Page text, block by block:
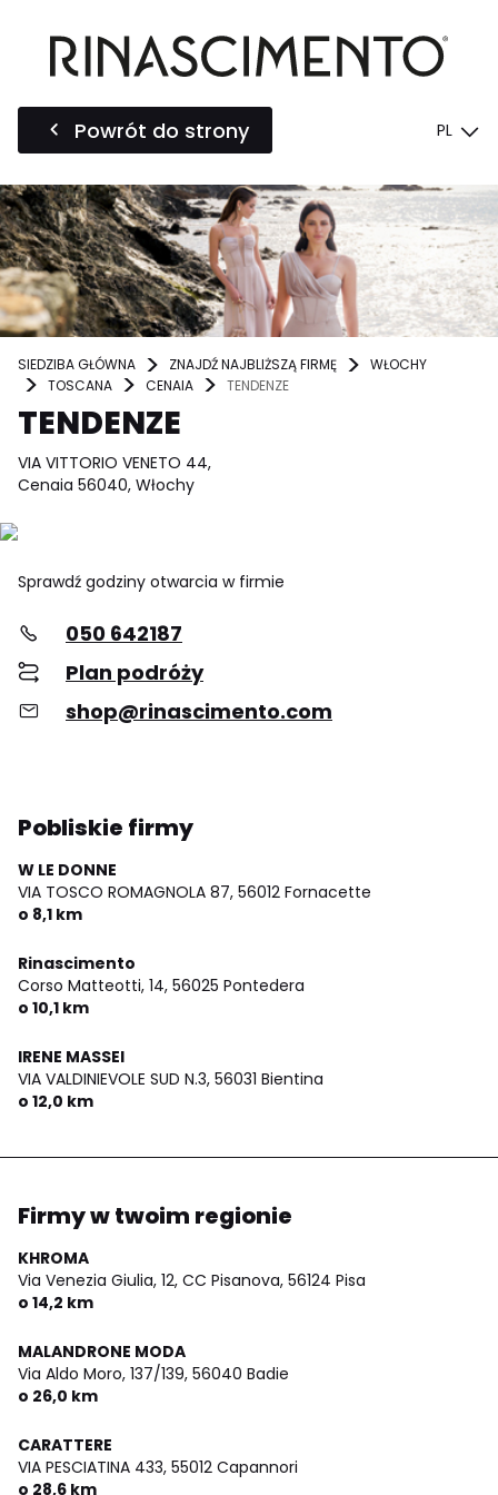
Powrót do strony PL
SIEDZIBA GŁÓWNA ZNAJDŹ NAJBLIŻSZĄ FIRMĘ
WŁOCHY
TOSCANA
CENAIA TENDENZE
TENDENZE
VIA VITTORIO VENETO 44,
Cenaia 56040, Włochy
Sprawdź godziny otwarcia w firmie
050 642187
Plan podróży
shop@rinascimento.com
Pobliskie firmy
W LE DONNE
VIA TOSCO ROMAGNOLA 87, 56012 Fornacette
o 8,1 km
Rinascimento
Corso Matteotti, 14, 56025 Pontedera
o 10,1 km
IRENE MASSEI
VIA VALDINIEVOLE SUD N.3, 56031 Bientina
o 12,0 km
Firmy w twoim regionie
KHROMA
Via Venezia Giulia, 12, CC Pisanova, 56124 Pisa
o 14,2 km
MALANDRONE MODA
Via Aldo Moro, 137/139, 56040 Badie
o 26,0 km
CARATTERE
VIA PESCIATINA 433, 55012 Capannori
o 28,6 km